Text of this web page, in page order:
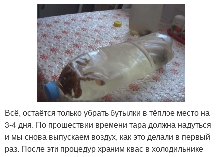
Всё, остаётся только убрать бутылки в тёплое место на
3-4 дня. По прошествии времени тара должна надуться
и мы снова выпускаем воздух, как это делали в первый
раз. После эти процедур храним квас в холодильнике